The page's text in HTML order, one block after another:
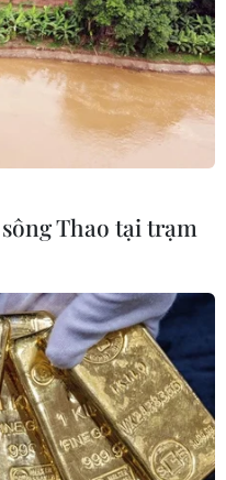
trong
sông
Hè
Thao tại trạm